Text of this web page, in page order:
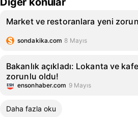
Market ve restoranlara yeni
sondakika.com 8 Mayıs
Bakanlık açıkladı: Lokanta ve
zorunlu oldu!
ensonhaber.com 9 Mayıs
Daha fazla oku